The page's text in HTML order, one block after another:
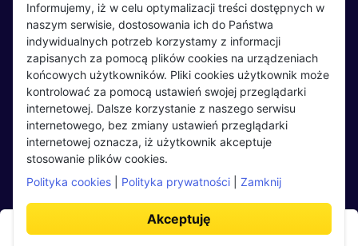
Aplikuj teraz
LinkedIn
Wydarzenia
Kandydaci
Regulamin kandydata
Oferty pracy
Pracodawcy
Opinie o pracodawcach
Blog
Pracodawcy
Regulamin pracodawcy
Dodaj ogłoszenie
Informujemy, iż w celu optymalizacji treści dostępnych w
naszym serwisie, dostosowania ich do Państwa
indywidualnych potrzeb korzystamy z informacji
zapisanych za pomocą plików cookies na urządzeniach
końcowych użytkowników. Pliki cookies użytkownik może
kontrolować za pomocą ustawień swojej przeglądarki
internetowej. Dalsze korzystanie z naszego serwisu
internetowego, bez zmiany ustawień przeglądarki
internetowej oznacza, iż użytkownik akceptuje
stosowanie plików cookies.
Polityka cookies
Polityka prywatności Zamknij
Akceptuję